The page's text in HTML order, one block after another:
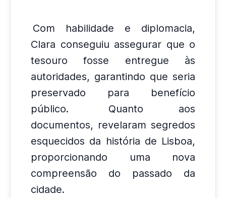
Com habilidade e diplomacia,
Clara conseguiu assegurar que o
tesouro fosse entregue às
autoridades, garantindo que seria
preservado para benefício
público.
Quanto aos
documentos, revelaram segredos
esquecidos da história de Lisboa,
proporcionando uma nova
compreensão do passado da
cidade.